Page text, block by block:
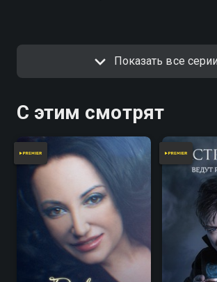
духовном
том, как
Показать все серии
С этим смотрят